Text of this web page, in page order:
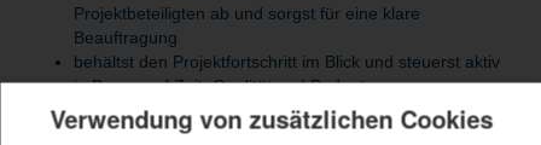
Verwendung von zusätzlichen Cookies
Projektbeteiligten ab und sorgst für eine klare
Beauftragung
behältst den Projektfortschritt im Blick und steuerst aktiv
in Bezug auf Zeit, Qualität und Budget
erkennst Risiken frühzeitig, bewertest sie fundiert und
leitest geeignete Maßnahmen ab